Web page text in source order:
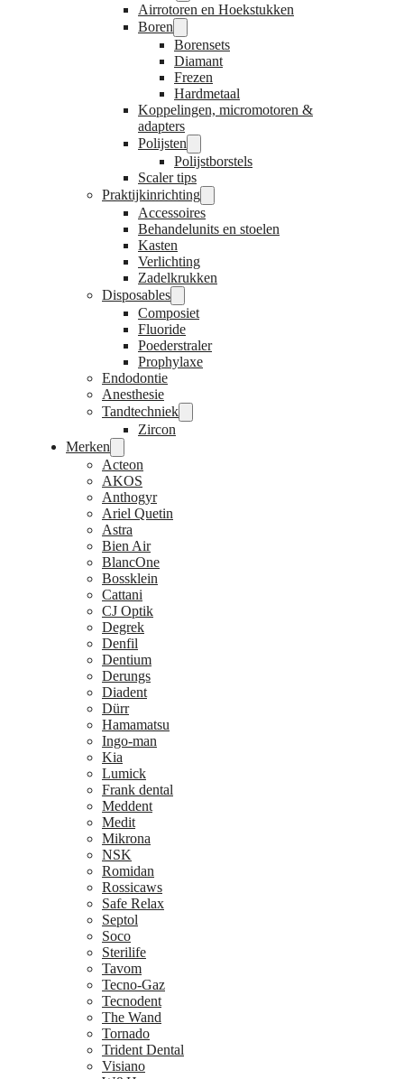
Airrotoren en Hoekstukken
Boren
Borensets
Diamant
Frezen
Hardmetaal
Koppelingen, micromotoren &
adapters
Polijsten
Polijstborstels
Scaler tips
Praktijkinrichting
Accessoires
Behandelunits en stoelen
Kasten
Verlichting
Zadelkrukken
Disposables
Composiet
Fluoride
Poederstraler
Prophylaxe
Endodontie
Anesthesie
Tandtechniek
Zircon
Merken
Acteon
AKOS
Anthogyr
Ariel Quetin
Astra
Bien Air
BlancOne
Bossklein
Cattani
CJ Optik
Degrek
Denfil
Dentium
Derungs
Diadent
Dürr
Hamamatsu
Ingo-man
Kia
Lumick
Frank dental
Meddent
Medit
Mikrona
NSK
Romidan
Rossicaws
Safe Relax
Septol
Soco
Sterilife
Tavom
Tecno-Gaz
Tecnodent
The Wand
Tornado
Trident Dental
Visiano